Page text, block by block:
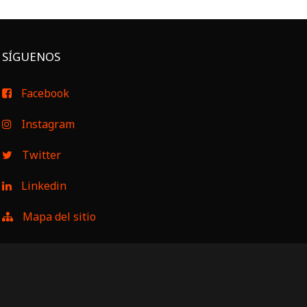
SÍGUENOS
Facebook
Instagram
Twitter
Linkedin
Mapa del sitio